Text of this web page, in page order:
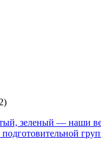
зеленый — наши